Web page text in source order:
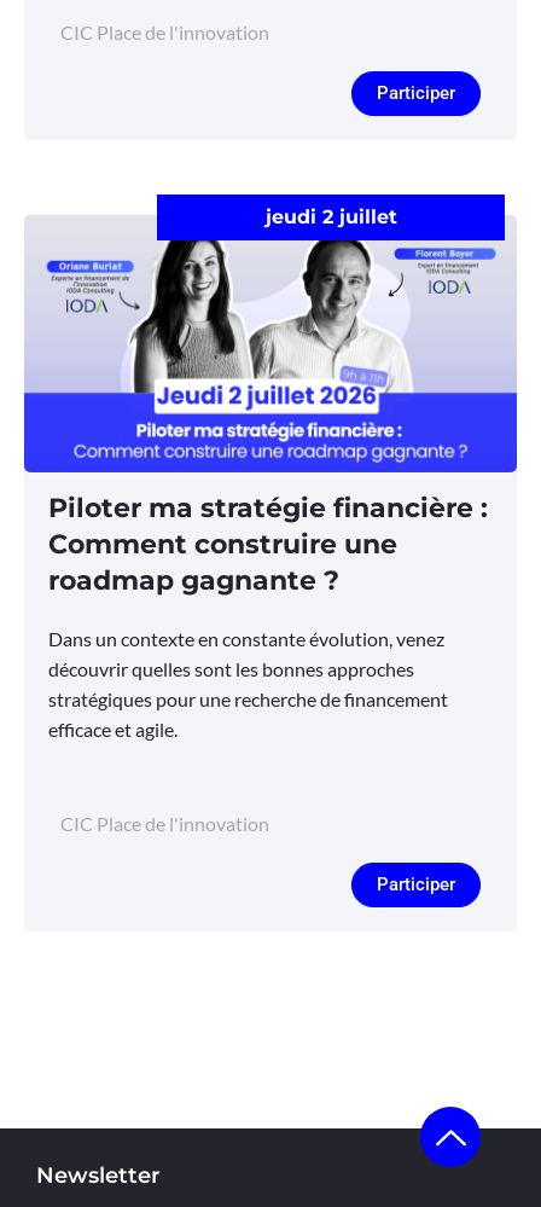
CIC Place de l'innovation
Participer
jeudi 2 juillet
Piloter ma stratégie financière :
Comment construire une
roadmap gagnante ?
Dans un contexte en constante évolution, venez
découvrir quelles sont les bonnes approches
stratégiques pour une recherche de financement
efficace et agile.
CIC Place de l'innovation
Participer
Newsletter